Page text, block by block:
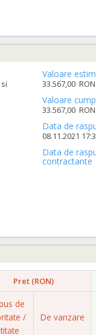
Valoare
33.567,00
Valoare
33.567,00
Data de
08.11.2021
Data de
contractante
Pret (RON)
de
/
De vanzare